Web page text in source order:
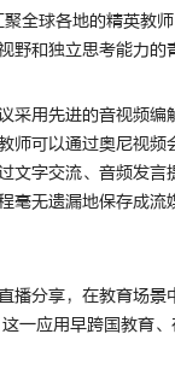
全球各地的精英教师
和独立思考能力的
采用先进的音视频编
可以通过奥尼视频
文字交流、音频发言
毫无遗漏地保存成流
播分享，在教育场景
一应用早跨国教育